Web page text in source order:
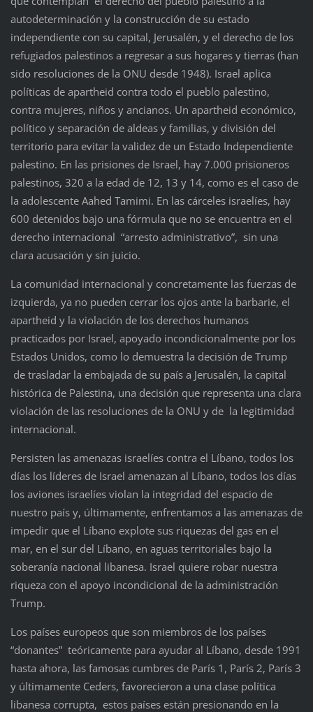
autodeterminación y la construcción de su estado
independiente con su capital, Jerusalén, y el derecho de los
refugiados palestinos a regresar a sus hogares y tierras (han
sido resoluciones de la ONU desde 1948). Israel aplica
políticas de apartheid contra todo el pueblo palestino,
contra mujeres, niños y ancianos. Un apartheid económico,
político y separación de aldeas y familias, y división del
territorio para evitar la validez de un Estado Independiente
palestino. En las prisiones de Israel, hay 7.000 prisioneros
palestinos, 320 a la edad de 12, 13 y 14, como es el caso de
la adolescente Aahed Tamimi. En las cárceles israelíes, hay
600 detenidos bajo una fórmula que no se encuentra en el
derecho internacional “arresto administrativo”, sin una
clara acusación y sin juicio.
La comunidad internacional y concretamente las fuerzas de
izquierda, ya no pueden cerrar los ojos ante la barbarie, el
apartheid y la violación de los derechos humanos
practicados por Israel, apoyado incondicionalmente por los
Estados Unidos, como lo demuestra la decisión de Trump
de trasladar la embajada de su país a Jerusalén, la capital
histórica de Palestina, una decisión que representa una clara
violación de las resoluciones de la ONU y de la legitimidad
internacional.
Persisten las amenazas israelíes contra el Líbano, todos los
días los líderes de Israel amenazan al Líbano, todos los días
los aviones israelíes violan la integridad del espacio de
nuestro país y, últimamente, enfrentamos a las amenazas de
impedir que el Líbano explote sus riquezas del gas en el
mar, en el sur del Líbano, en aguas territoriales bajo la
soberanía nacional libanesa. Israel quiere robar nuestra
riqueza con el apoyo incondicional de la administración
Trump.
Los países europeos que son miembros de los países
“donantes” teóricamente para ayudar al Líbano, desde 1991
hasta ahora, las famosas cumbres de París 1, París 2, París 3
y últimamente Ceders, favorecieron a una clase política
libanesa corrupta, estos países están presionando en la